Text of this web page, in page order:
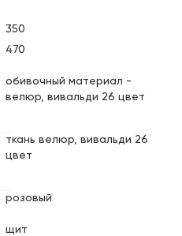
350
470
обивочный материал -
велюр, вивальди 26 цвет
ткань велюр, вивальди 26
цвет
розовый
щит